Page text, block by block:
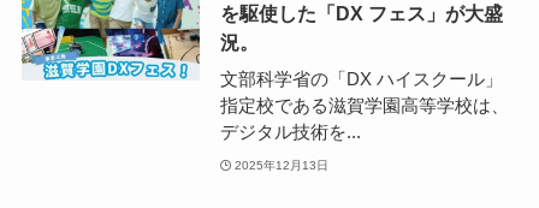
を駆使した「DX フェス」が大盛
況。
文部科学省の「DX ハイスクール」
指定校である滋賀学園高等学校は、
デジタル技術を...
2025年12月13日